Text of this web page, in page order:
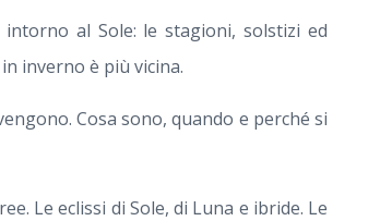
al Sole: le stagioni, solstizi ed
inverno è più vicina.
Cosa sono, quando e perché si
Le eclissi di Sole, di Luna e ibride. Le